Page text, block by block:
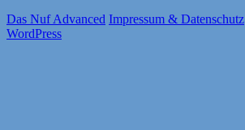
Das Nuf Advanced Impressum & Datenschutz
WordPress